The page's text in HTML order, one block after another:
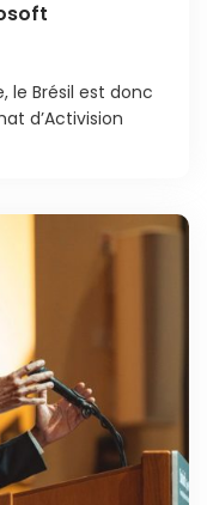
le Brésil est donc
d’Activision